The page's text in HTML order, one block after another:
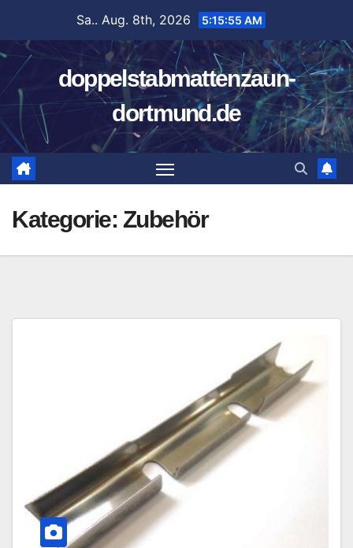
springen
Sa.. Aug. 8th, 2026 5:15:55 AM
doppelstabmattenzaun-
dortmund.de
Kategorie: Zubehör